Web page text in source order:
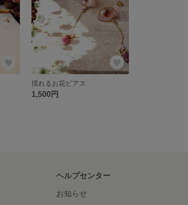
揺れるお花ピアス
1,500円
ヘルプセンター
お知らせ